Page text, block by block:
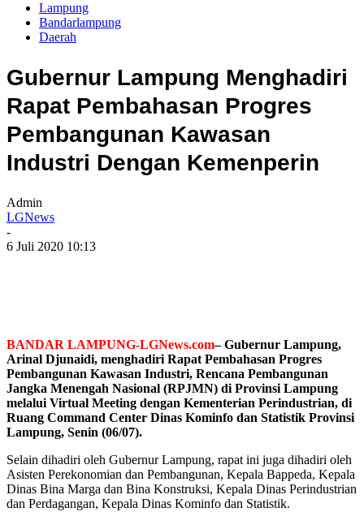
Lampung
Bandarlampung
Daerah
Gubernur Lampung Menghadiri
Rapat Pembahasan Progres
Pembangunan Kawasan
Industri Dengan Kemenperin
Admin
LGNews
-
6 Juli 2020 10:13
BANDAR LAMPUNG-LGNews.com– Gubernur Lampung,
Arinal Djunaidi, menghadiri Rapat Pembahasan Progres
Pembangunan Kawasan Industri, Rencana Pembangunan
Jangka Menengah Nasional (RPJMN) di Provinsi Lampung
melalui Virtual Meeting dengan Kementerian Perindustrian, di
Ruang Command Center Dinas Kominfo dan Statistik Provinsi
Lampung, Senin (06/07).
Selain dihadiri oleh Gubernur Lampung, rapat ini juga dihadiri oleh
Asisten Perekonomian dan Pembangunan, Kepala Bappeda, Kepala
Dinas Bina Marga dan Bina Konstruksi, Kepala Dinas Perindustrian
dan Perdagangan, Kepala Dinas Kominfo dan Statistik.